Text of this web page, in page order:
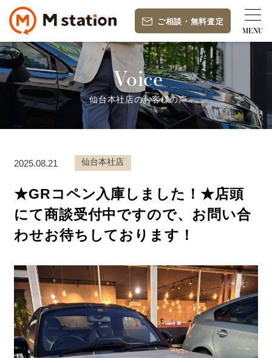
ご相談 ・ 無料査定
Voice
仙台本社店のお客様の声
2025.08.21 仙台本社店
★GRコペン入庫しました！★店頭
にて商談受付中ですので、お問い合
わせお待ちしております！